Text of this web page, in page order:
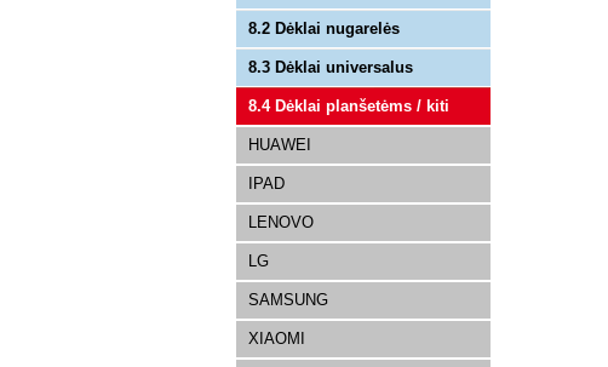
8.2 Dėklai nugarelės
8.3 Dėklai universalus
8.4 Dėklai planšetėms / kiti
HUAWEI
IPAD
LENOVO
LG
SAMSUNG
XIAOMI